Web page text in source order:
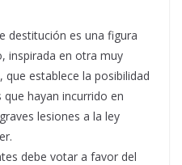
destitución es una figura
inspirada en otra muy
establece la posibilidad
hayan incurrido en
lesiones a la ley
debe votar a favor del